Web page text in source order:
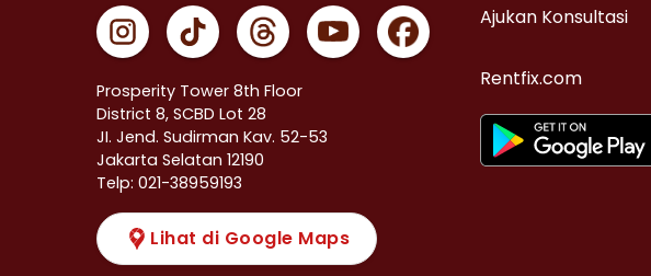
Prosperity Tower 8th Floor
District 8, SCBD Lot 28
JI. Jend. Sudirman Kav. 52-53
Jakarta Selatan 12190
Telp: 021-38959193
Lihat di Google Maps
Ajukan Konsultasi
Rentfix.com